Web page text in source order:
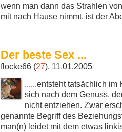
wenn man dann das Strahlen
mit nach Hause nimmt, ist der
Der beste Sex ...
flocke66 (27), 11.01.2005
......entsteht tatsächlich
sich nach dem Genuss,
nicht entziehen. Zwar
genannte Begriff des
man(n) leidet mit dem etwas